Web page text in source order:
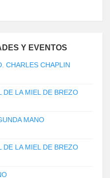
Y EVENTOS
CHARLES CHAPLIN
DE LA MIEL DE BREZO
MANO
DE LA MIEL DE BREZO